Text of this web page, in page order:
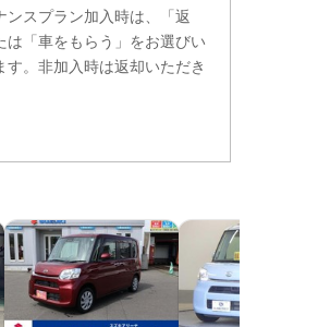
ンスプラン加入時は、「返
は「車をもらう」をお選びい
す。非加入時は返却いただき